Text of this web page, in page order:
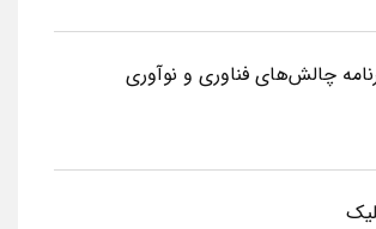
چالش‌های فناوری و نوآوری